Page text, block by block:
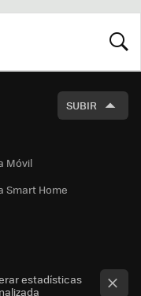
SUBIR
Móvil
Smart Home
estadísticas